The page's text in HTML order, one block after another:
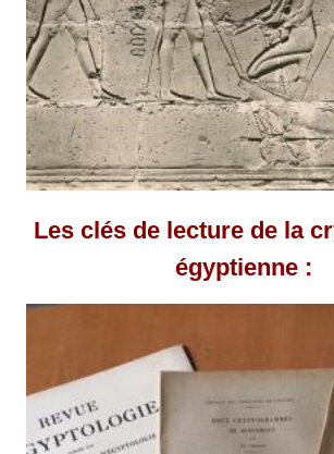
Les clés de lecture de la
égyptienne :